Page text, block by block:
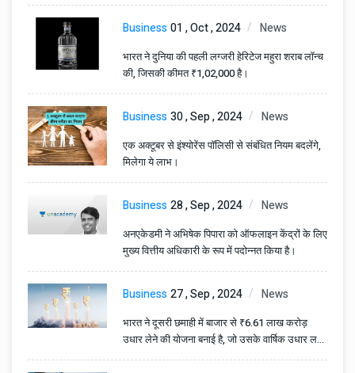
Business01 , Oct , 2024 News
भारत ने दुनिया की पहली लग्जरी हेरिटेज महुरा शराब लॉन्च
की, जिसकी कीमत ₹1,02,000 है।
Business30 , Sep , 2024 News
एक अक्टूबर से इंश्योरेंस पॉलिसी से संबंधित नियम बदलेंगे,
मिलेगा ये लाभ।
Business28 , Sep , 2024 News
अनएकेडमी ने अभिषेक पिपारा को ऑफलाइन केंद्रों के लिए
मुख्य वित्तीय अधिकारी के रूप में पदोन्नत किया है।
Business27 , Sep , 2024 News
भारत ने दूसरी छमाही में बाजार से ₹6.61 लाख करोड़
उधार लेने की योजना बनाई है, जो उसके वार्षिक उधार लक्ष्य
का 47.2% है।